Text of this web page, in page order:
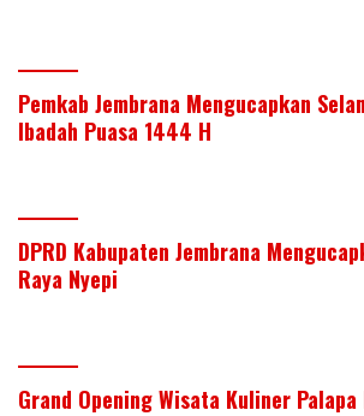
Pemkab Jembrana Mengucapkan
Ibadah Puasa 1444 H
DPRD Kabupaten Jembrana
Raya Nyepi
Grand Opening Wisata Kuliner Palapa